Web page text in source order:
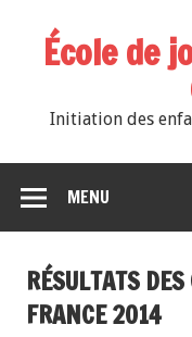
École de
Initiation des
MENU
RÉSULTATS
FRANCE 2014